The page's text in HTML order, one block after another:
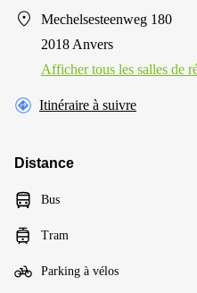
Mechelsesteenweg 180
2018 Anvers
Afficher tous les salles de
Itinéraire à suivre
Distance
Bus
Tram
Parking à vélos